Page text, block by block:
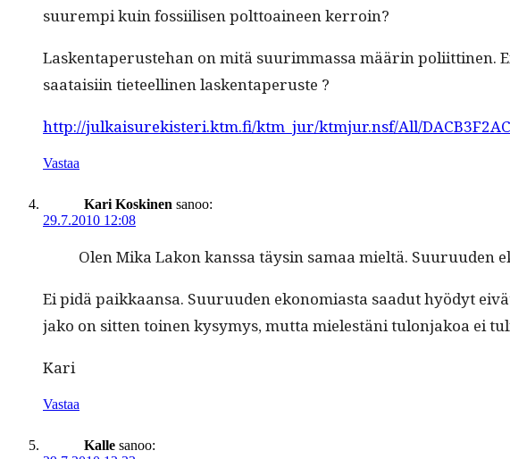
suurem­pi kuin fos­si­ilisen polt­toaineen kerroin?
Lasken­ta­pe­ruste­han on mitä suurim­mas­sa määrin poli­it­ti­nen.
saataisi­in tieteelli­nen laskentaperuste ?
http://julkaisurekisteri.ktm.fi/ktm_jur/ktmjur.nsf/All/
Vastaa
Kari Koskinen sanoo:
29.7.2010 12:08
Olen Mika Lakon kanssa täysin samaa mieltä.
Ei pidä paikkaansa. Suu­ru­u­den ekono­mi­as­ta saadut hyödyt
jako on sit­ten toinen kysymys, mut­ta mielestäni tulon­jakoa ei
Kari
Vastaa
Kalle sanoo: